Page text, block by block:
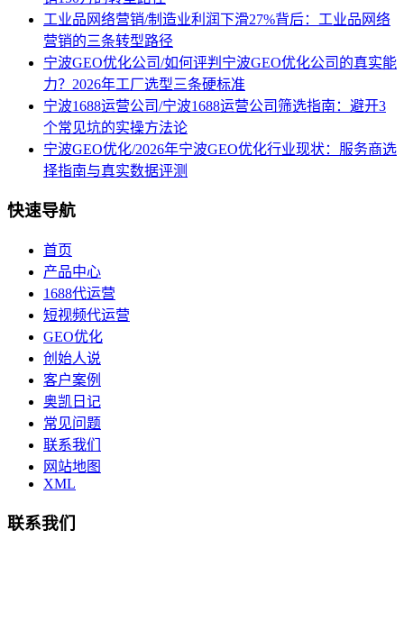
工业品网络营销/制造业利润下滑27%背后：工业品网络
营销的三条转型路径
宁波GEO优化公司/如何评判宁波GEO优化公司的真实能
力？2026年工厂选型三条硬标准
宁波1688运营公司/宁波1688运营公司筛选指南：避开3
个常见坑的实操方法论
宁波GEO优化/2026年宁波GEO优化行业现状：服务商选
择指南与真实数据评测
快速导航
首页
产品中心
1688代运营
短视频代运营
GEO优化
创始人说
客户案例
奥凯日记
常见问题
联系我们
网站地图
XML
联系我们